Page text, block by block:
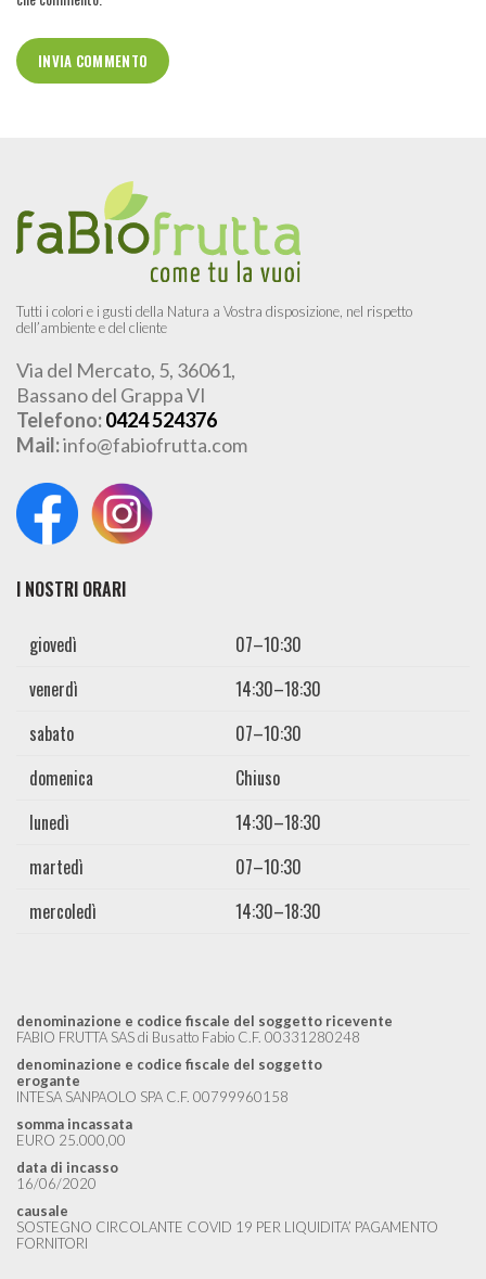
Tutti i colori e i gusti della Natura a Vostra disposizione, nel rispetto
dell’ambiente e del cliente
Via del Mercato, 5, 36061,
Bassano del Grappa VI
Telefono:0424 524376
Mail:info@fabiofrutta.com
I NOSTRI ORARI
giovedì
07–10:30
venerdì
14:30–18:30
sabato
07–10:30
domenica
Chiuso
lunedì
14:30–18:30
martedì
07–10:30
mercoledì
14:30–18:30
denominazione e codice fiscale del soggetto ricevente
FABIO FRUTTA SAS di Busatto Fabio C.F. 00331280248
denominazione e codice fiscale del soggetto
erogante
INTESA SANPAOLO SPA C.F. 00799960158
somma incassata
EURO 25.000,00
data di incasso
16/06/2020
causale
SOSTEGNO CIRCOLANTE COVID 19 PER LIQUIDITA’ PAGAMENTO
FORNITORI